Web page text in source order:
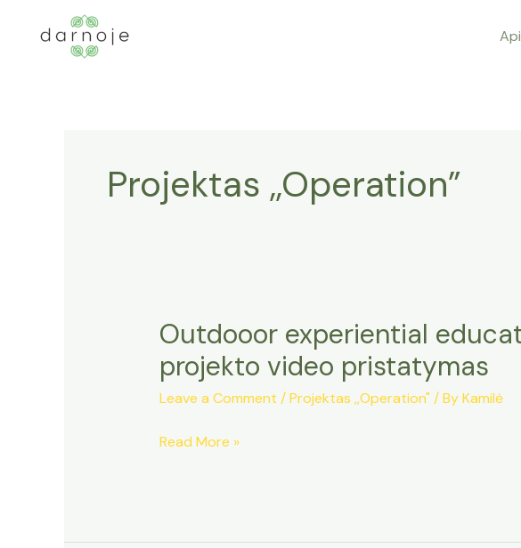
Projektas ,,Operation”
Outdooor experiential
projekto video pristatymas
Leave a Comment /Projektas ,,Operation" / ByKamilė
Outdooor
sustainable
Read More »